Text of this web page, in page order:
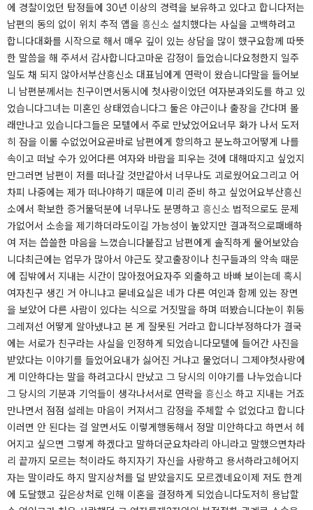
에 경찰이었던 탐정들에 30년 이상의 경력을 보유하고 있다고 합니다​저는
남편의 동의 없이 위치 추적 앱을 흥신소 설치했다는 사실을 고백하려고
합니다​대화를 시작으로 해서 매우 깊이 있는 상담을 많이 했구요​함께 따뜻
한 말씀을 해 주셔서 감사합니다고마운 감정이 들었습니다​​​요청한지 일주
일도 채 되지 않아서부산흥신소 대표님에게 연락이 왔습니다말을 들어보
니 남편분께서는 친구이면서동시에 첫사랑이었던 여자분과외도를 하고 있
었습니다그녀는 미혼인 상태였습니다​​그 둘은 야근이나 출장을 간다며 몰
래만나고 있습니다그들은 모텔에서 주로 만났었어요너무 화가 나서 도저
히 잠을 이룰 수없었어요곧바로 남편에게 항의하고 분노하고어떻게 나를
속이고 떠날 수가 있어다른 여자와 바람을 피우는 것에 대해따지고 싶었지
만그러면 남편이 저를 떠나갈 것만같아서 너무나도 괴로웠어요그리고 어
차피 나중에는 제가 떠나야하기 때문에 미리 준비 하고 싶었어요​부산흥신
소에서 확보한 증거물덕분에 너무나도 분명하고 흥신소 법적으로도 문제
가없어서 소송을 제기하더라도이길 가능성이 높았지만 결과적으로패배하
여 저는 씁쓸한 마음을 느꼈습니다​붙잡고 남편에게 솔직하게 물어보았습
니다​최근에는 업무가 많아서 야근도 잦고출장이나 친구들과의 약속 때문
에 집밖에서 지내는 시간이 많아졌어요​자주 외출하고 바빠 보이는데 혹시
여자친구 생긴 거 아니냐고 묻네요​실은 네가 다른 여인과 함께 있는 장면
을 보았어 다른 사람이 있다는 식으로 거짓말을 하며 떠봤습니다​눈이 휘둥
그레져선 어떻게 알아냈냐고 본 게 잘못된 거라고 합니다부정하다가 결국
에는 서로가 친구라는 사실을 인정하게 되었습니다​모텔에 들어간 사진을
받았다는 이야기를 들었어요​내가 싫어진 거냐고 물었더니 그제야첫사랑에
게 미안하다는 말을 하려고다시 만났고 그 당시의 이야기를 나누었습니다​
그 당시의 기분과 기억들이 생각나서서로 연락을 흥신소 하고 지내는 거죠​
만나면서 점점 설레는 마음이 커져서그 감정을 주체할 수 없었다고 합니다​
이러면 안 된다는 걸 알면서도 이렇게행동해서 정말 미안하다고 하면서 헤
어지고 싶으면 그렇게 하겠다고 말하더군요​​차라리 아니라고 말했으면차라
리 끝까지 모르는 척이라도 하지자기 자신을 사랑하고 용서하라고헤어지
자는 말이라도 하지 말지상처를 덜 받았을지도 모르겠네요​이제 저도 한계
에 도달했고 깊은상처로 인해 이혼을 결정하게 되었습니다​도저히 용납할